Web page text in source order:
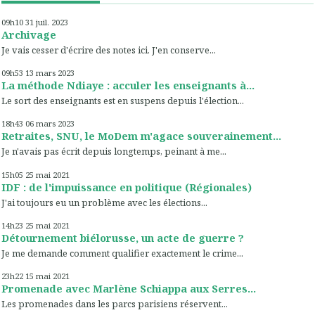
09h10 31 juil. 2023
Archivage
Je vais cesser d'écrire des notes ici. J'en conserve...
09h53 13 mars 2023
La méthode Ndiaye : acculer les enseignants à...
Le sort des enseignants est en suspens depuis l'élection...
18h43 06 mars 2023
Retraites, SNU, le MoDem m'agace souverainement...
Je n'avais pas écrit depuis longtemps, peinant à me...
15h05 25 mai 2021
IDF : de l'impuissance en politique (Régionales)
J'ai toujours eu un problème avec les élections...
14h23 25 mai 2021
Détournement biélorusse, un acte de guerre ?
Je me demande comment qualifier exactement le crime...
23h22 15 mai 2021
Promenade avec Marlène Schiappa aux Serres...
Les promenades dans les parcs parisiens réservent...